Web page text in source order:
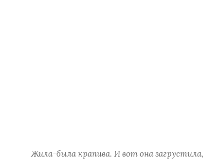
Жила-была крапива. И вот она загрустила,